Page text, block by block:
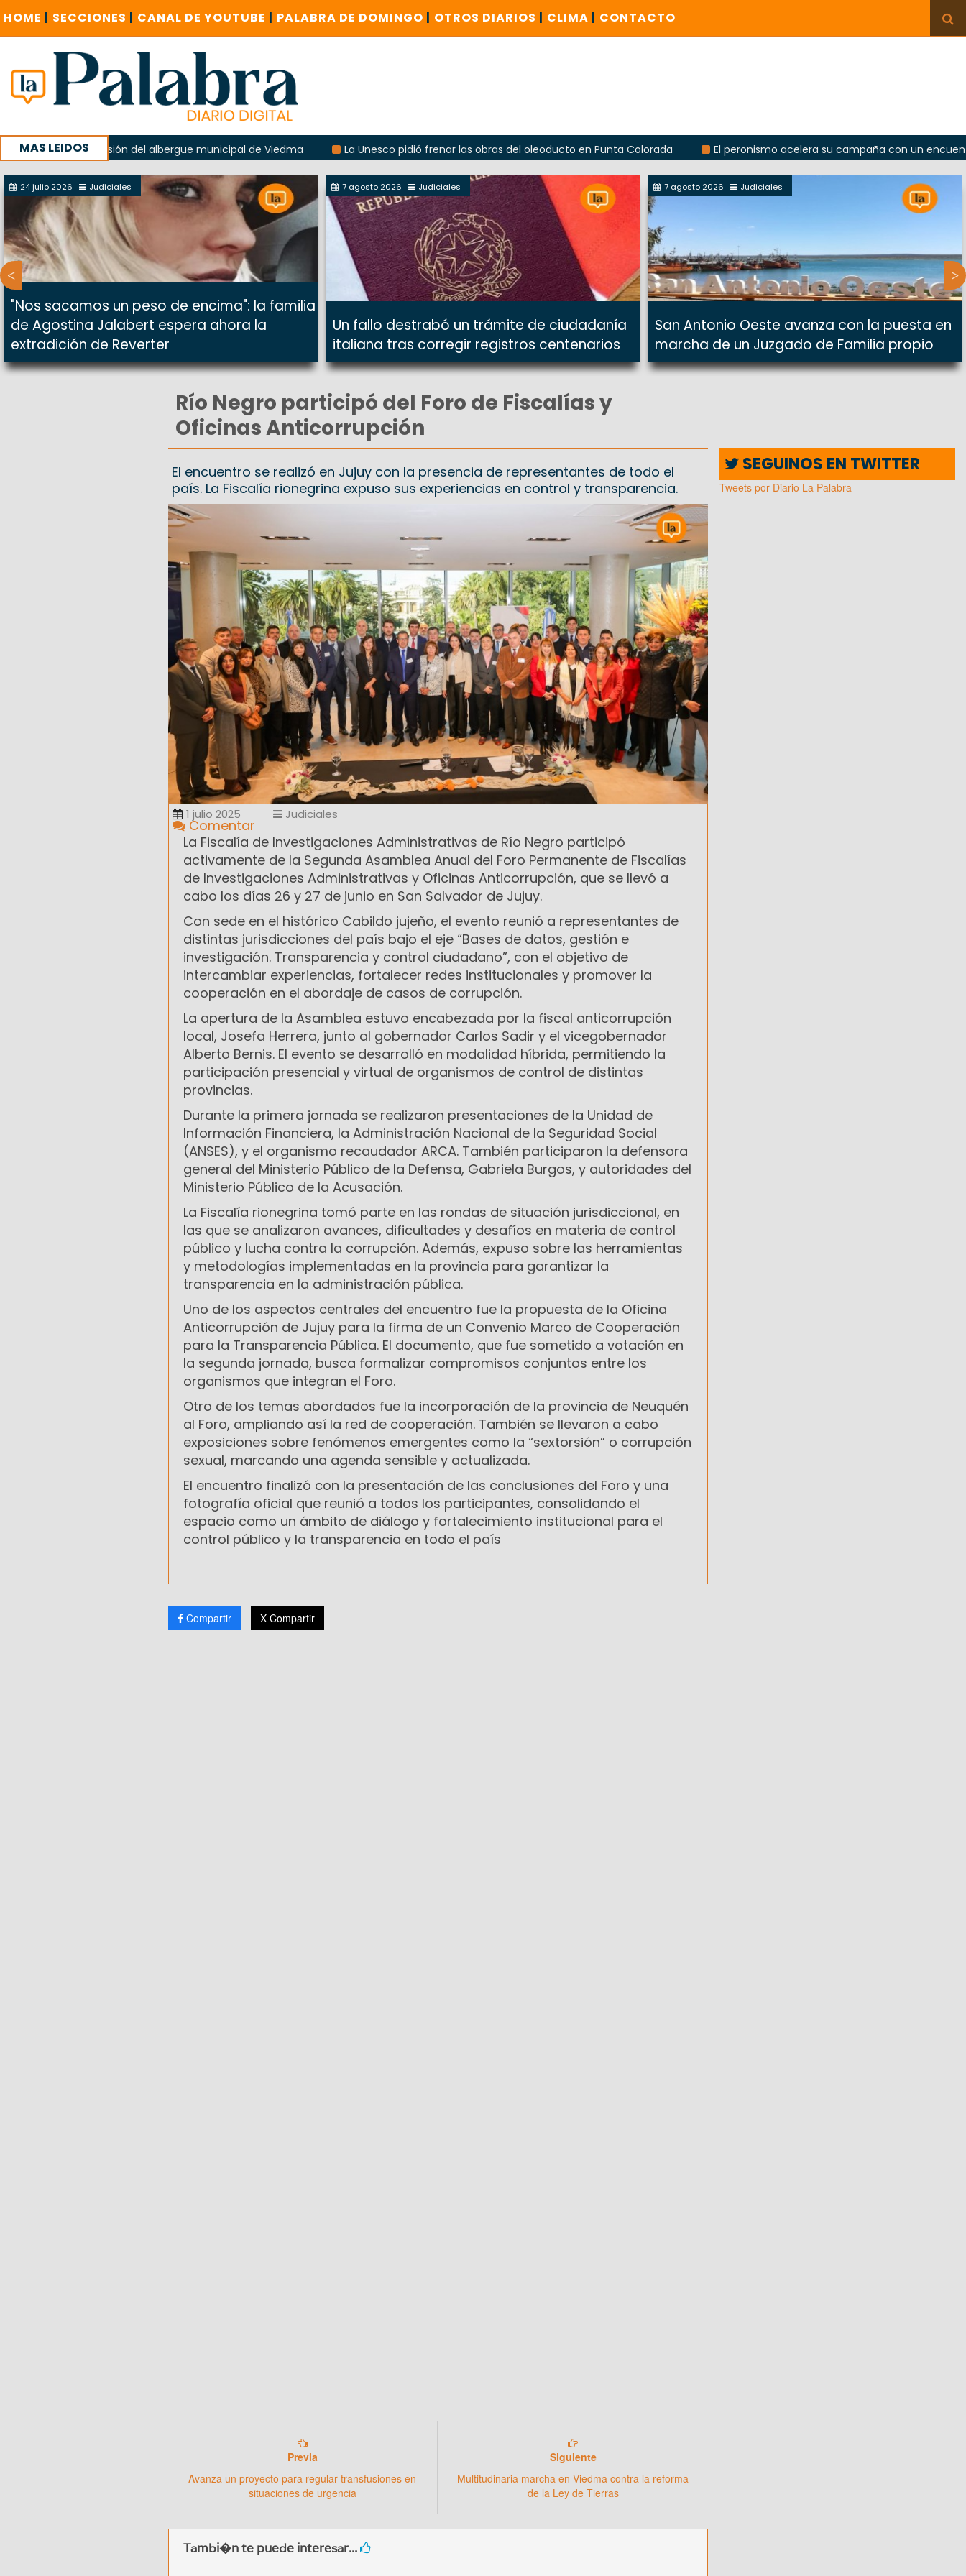
HOME | SECCIONES | CANAL DE YOUTUBE | PALABRA DE DOMINGO | OTROS DIARIOS | CLIMA | CONTACTO
MAS LEIDOS
la explosión del albergue municipal de Viedma La Unesco pidió frenar las obras del oleoducto en Punta Colorada
El peronismo acelera su campaña con un encuentro
investigue contratación de baños de la Feria
24 julio 2026 Judiciales
"Nos sacamos un peso de encima": la familia
de Agostina Jalabert espera ahora la
extradición de Reverter
7 agosto 2026 Judiciales
Un fallo destrabó un trámite de ciudadanía
italiana tras corregir registros centenarios
7 agosto 2026 Judiciales
San Antonio Oeste avanza con la puesta en
marcha de un Juzgado de Familia propio
Río Negro participó del Foro de Fiscalías y
Oficinas Anticorrupción
El encuentro se realizó en Jujuy con la presencia de representantes de todo el
país. La Fiscalía rionegrina expuso sus experiencias en control y transparencia.
1 julio 2025 Judiciales
Comentar
La Fiscalía de Investigaciones Administrativas de Río Negro participó
activamente de la Segunda Asamblea Anual del Foro Permanente de Fiscalías
de Investigaciones Administrativas y Oficinas Anticorrupción, que se llevó a
cabo los días 26 y 27 de junio en San Salvador de Jujuy.
Con sede en el histórico Cabildo jujeño, el evento reunió a representantes de
distintas jurisdicciones del país bajo el eje “Bases de datos, gestión e
investigación. Transparencia y control ciudadano”, con el objetivo de
intercambiar experiencias, fortalecer redes institucionales y promover la
cooperación en el abordaje de casos de corrupción.
La apertura de la Asamblea estuvo encabezada por la fiscal anticorrupción
local, Josefa Herrera, junto al gobernador Carlos Sadir y el vicegobernador
Alberto Bernis. El evento se desarrolló en modalidad híbrida, permitiendo la
participación presencial y virtual de organismos de control de distintas
provincias.
Durante la primera jornada se realizaron presentaciones de la Unidad de
Información Financiera, la Administración Nacional de la Seguridad Social
(ANSES), y el organismo recaudador ARCA. También participaron la defensora
general del Ministerio Público de la Defensa, Gabriela Burgos, y autoridades del
Ministerio Público de la Acusación.
La Fiscalía rionegrina tomó parte en las rondas de situación jurisdiccional, en
las que se analizaron avances, dificultades y desafíos en materia de control
público y lucha contra la corrupción. Además, expuso sobre las herramientas
y metodologías implementadas en la provincia para garantizar la
transparencia en la administración pública.
Uno de los aspectos centrales del encuentro fue la propuesta de la Oficina
Anticorrupción de Jujuy para la firma de un Convenio Marco de Cooperación
para la Transparencia Pública. El documento, que fue sometido a votación en
la segunda jornada, busca formalizar compromisos conjuntos entre los
organismos que integran el Foro.
Otro de los temas abordados fue la incorporación de la provincia de Neuquén
al Foro, ampliando así la red de cooperación. También se llevaron a cabo
exposiciones sobre fenómenos emergentes como la “sextorsión” o corrupción
sexual, marcando una agenda sensible y actualizada.
El encuentro finalizó con la presentación de las conclusiones del Foro y una
fotografía oficial que reunió a todos los participantes, consolidando el
espacio como un ámbito de diálogo y fortalecimiento institucional para el
control público y la transparencia en todo el país
Compartir X Compartir
Previa
Avanza un proyecto para regular transfusiones en
situaciones de urgencia
Siguiente
Multitudinaria marcha en Viedma contra la reforma
de la Ley de Tierras
Tambi�n te puede interesar...
SEGUINOS EN TWITTER
Tweets por Diario La Palabra